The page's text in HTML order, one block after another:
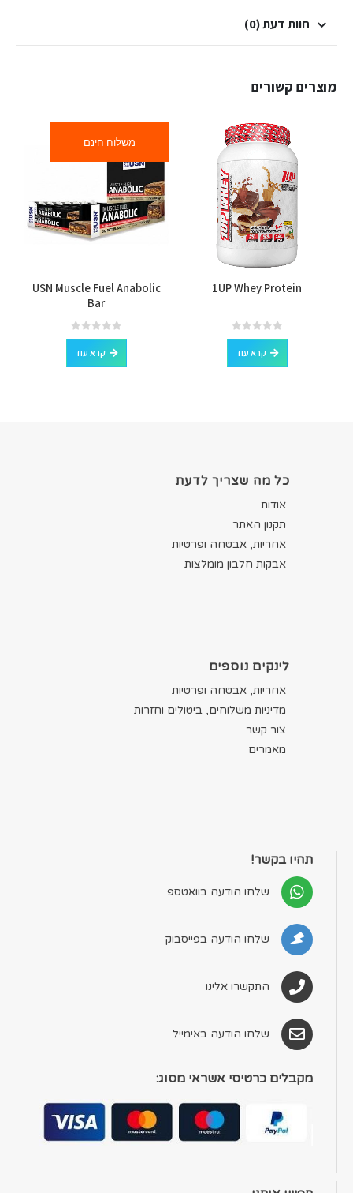
חוות דעת (0)
מוצרים קשורים
1UP Whey Protein
0
out of 5
קרא עוד
משלוח חינם
USN Muscle Fuel Anabolic
Bar
0
out of 5
קרא עוד
כל מה שצריך לדעת
אודות
תקנון האתר
אחריות, אבטחה ופרטיות
אבקות חלבון מומלצות
לינקים נוספים
אחריות, אבטחה ופרטיות
מדיניות משלוחים, ביטולים וחזרות
צור קשר
מאמרים
תהיו בקשר!
שלחו הודעה בוואטספ
שלחו הודעה בפייסבוק
התקשרו אלינו
שלחו הודעה באימייל
מקבלים כרטיסי אשראי מסוג: